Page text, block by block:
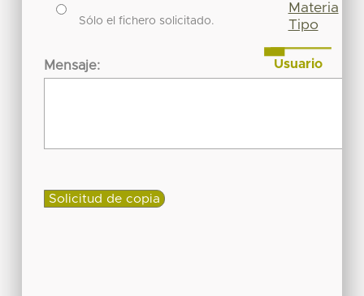
Sólo el fichero solicitado.
Mensaje:
Materia
Tipo
Usuario